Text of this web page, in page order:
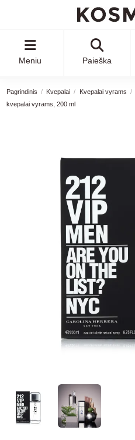
Meniu Paieška
Pagrindinis Kvepalai Kvepalai vyrams
kvepalai vyrams, 200 ml